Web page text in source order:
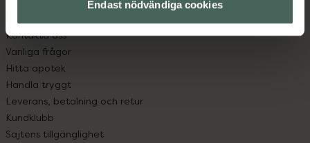
Endast nödvändiga cookies
Kontakta oss
Vanliga frågor
Hitta apotek
Handla tryggt
Leverans, betalning och retur
Kundklubb
Sajtens tillgänglighet